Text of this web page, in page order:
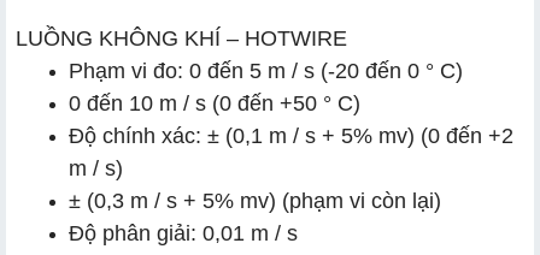
LUỒNG KHÔNG KHÍ – HOTWIRE
Phạm vi đo: 0 đến 5 m / s (-20 đến 0 ° C)
0 đến 10 m / s (0 đến +50 ° C)
Độ chính xác: ± (0,1 m / s + 5% mv) (0 đến +2
m / s)
± (0,3 m / s + 5% mv) (phạm vi còn lại)
Độ phân giải: 0,01 m / s